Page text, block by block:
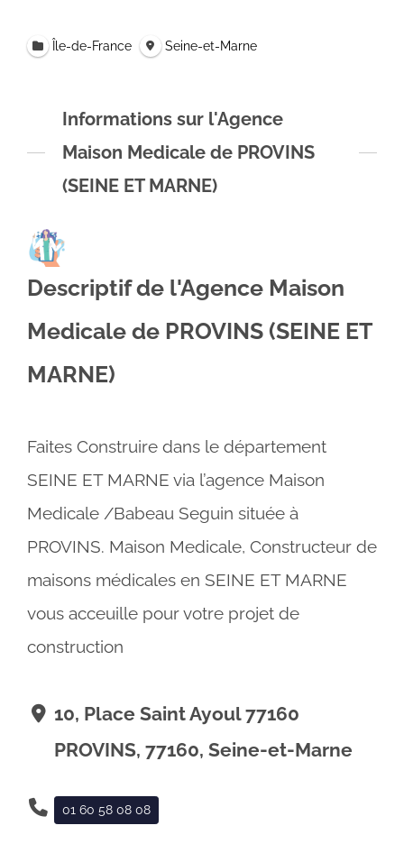
Île-de-France Seine-et-Marne
Informations sur l'Agence
Maison Medicale de PROVINS
(SEINE ET MARNE)
Descriptif de l'Agence Maison
Medicale de PROVINS (SEINE ET
MARNE)
Faites Construire dans le département
SEINE ET MARNE via l’agence Maison
Medicale /Babeau Seguin située à
PROVINS. Maison Medicale, Constructeur de
maisons médicales en SEINE ET MARNE
vous acceuille pour votre projet de
construction
10, Place Saint Ayoul 77160
PROVINS, 77160, Seine-et-Marne
01 60 58 08 08